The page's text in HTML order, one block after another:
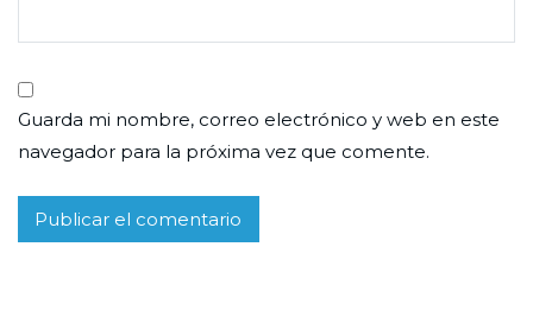
Guarda mi nombre, correo electrónico y web en este
navegador para la próxima vez que comente.